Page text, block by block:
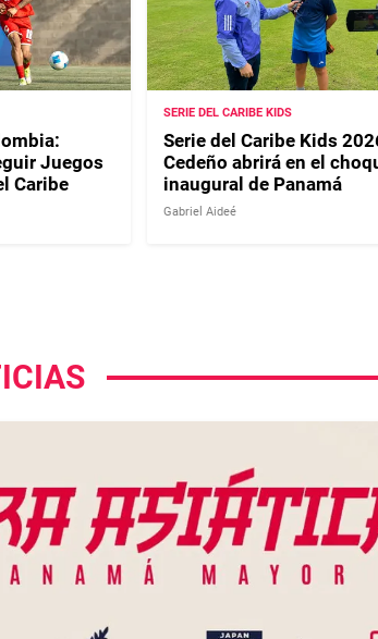
Juegos
Caribe
SERIE DEL CARIBE KIDS
Serie del Caribe Kids
Cedeño abrirá en el
inaugural de Panamá
Gabriel Aideé